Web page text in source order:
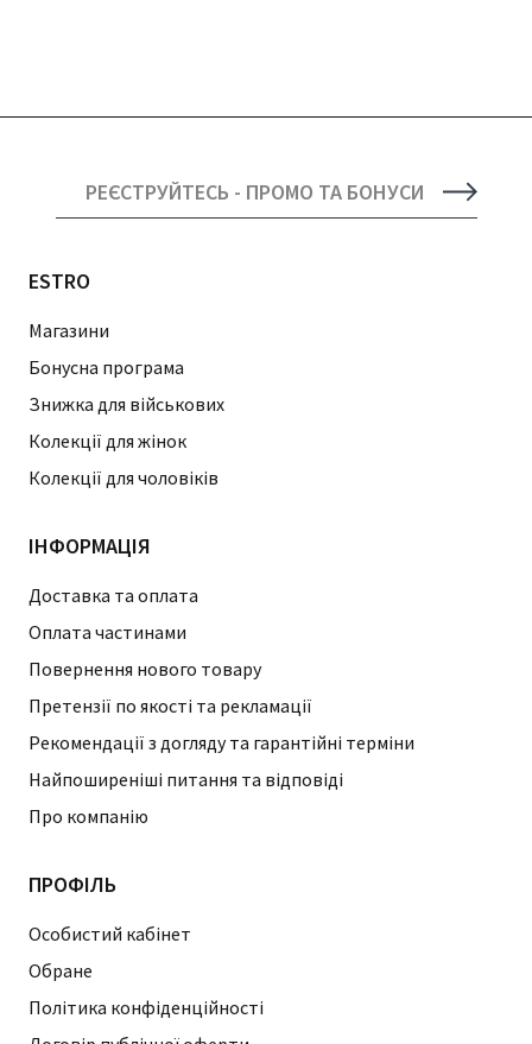
РЕЄСТРУЙТЕСЬ - ПРОМО ТА БОНУСИ
ESTRO
Магазини
Бонусна програма
Знижка для військових
Колекції для жінок
Колекції для чоловіків
ІНФОРМАЦІЯ
Доставка та оплата
Оплата частинами
Повернення нового товару
Претензії по якості та рекламації
Рекомендації з догляду та гарантійні терміни
Найпоширеніші питання та відповіді
Про компанію
ПРОФІЛЬ
Особистий кабінет
Обране
Політика конфіденційності